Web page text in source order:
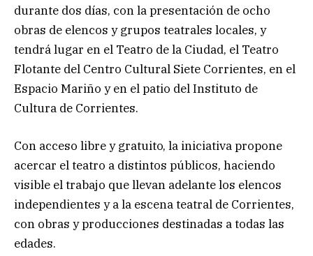
durante dos días, con la presentación de ocho
obras de elencos y grupos teatrales locales, y
tendrá lugar en el Teatro de la Ciudad, el Teatro
Flotante del Centro Cultural Siete Corrientes, en el
Espacio Mariño y en el patio del Instituto de
Cultura de Corrientes.
Con acceso libre y gratuito, la iniciativa propone
acercar el teatro a distintos públicos, haciendo
visible el trabajo que llevan adelante los elencos
independientes y a la escena teatral de Corrientes,
con obras y producciones destinadas a todas las
edades.